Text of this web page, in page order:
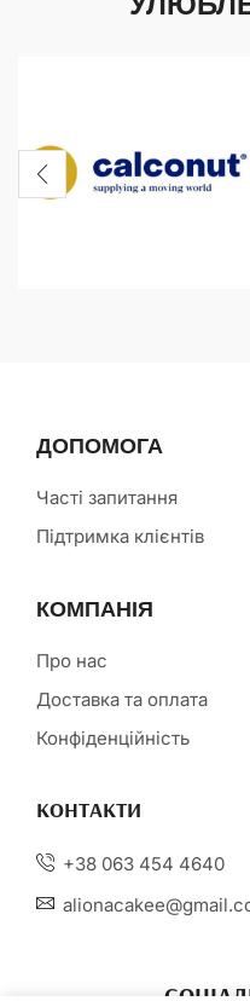
ДОПОМОГА
Часті запитання
Підтримка клієнтів
КОМПАНІЯ
Про нас
Доставка та оплата
Конфіденційність
КОНТАКТИ
+38 063 454 4640